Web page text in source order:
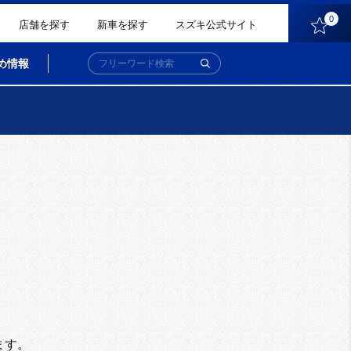
店舗を探す 新車を探す スズキ公式サイト 0
情報
す。